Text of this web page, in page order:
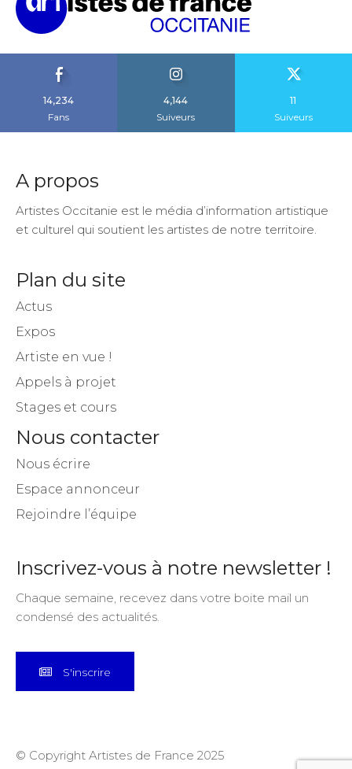
14,234
Fans
4,144
Suiveurs
11
Suiveurs
A propos
Artistes Occitanie est le média d’information artistique
et culturel qui soutient les artistes de notre territoire.
Plan du site
Actus
Expos
Artiste en vue !
Appels à projet
Stages et cours
Nous contacter
Nous écrire
Espace annonceur
Rejoindre l’équipe
Inscrivez-vous à notre newsletter !
Chaque semaine, recevez dans votre boite mail un
condensé des actualités.
S'inscrire
© Copyright Artistes de France 2025